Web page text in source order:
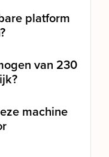
platform
van 230
machine